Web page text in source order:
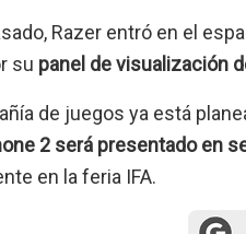
Razer entró en el
su panel de visualización
de juegos ya está
2 será presentado en
en la feria IFA.